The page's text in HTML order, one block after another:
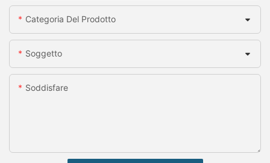
Categoria Del Prodotto
Soggetto
Soddisfare